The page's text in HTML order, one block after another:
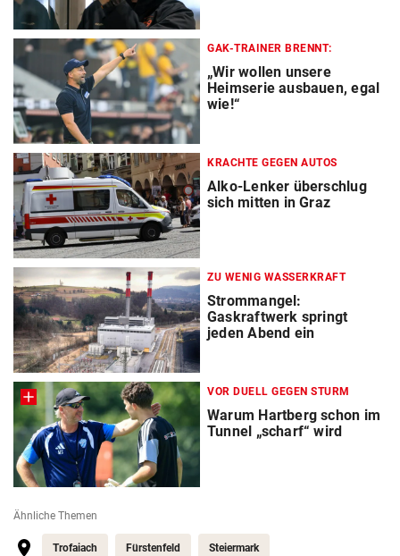
GAK-TRAINER BRENNT:
„Wir wollen unsere
Heimserie ausbauen, egal
wie!“
KRACHTE GEGEN AUTOS
Alko-Lenker überschlug
sich mitten in Graz
ZU WENIG WASSERKRAFT
Strommangel:
Gaskraftwerk springt
jeden Abend ein
VOR DUELL GEGEN STURM
Warum Hartberg schon im
Tunnel „scharf“ wird
Ähnliche Themen
Trofaiach Fürstenfeld Steiermark